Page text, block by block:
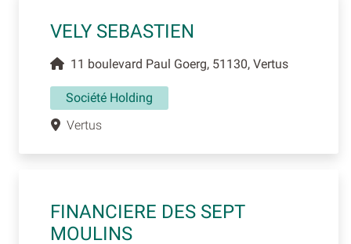
VELY SEBASTIEN
11 boulevard Paul Goerg, 51130, Vertus
Société Holding
Vertus
FINANCIERE DES SEPT
MOULINS